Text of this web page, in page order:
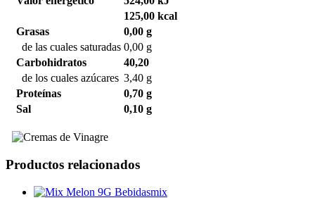
125,00 kcal
Grasas
0,00 g
de las cuales saturadas 0,00 g
Carbohidratos
40,20
de los cuales azúcares 3,40 g
Proteínas
0,70 g
Sal
0,10 g
Productos relacionados